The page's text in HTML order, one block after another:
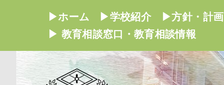
▶ホーム ▶学校紹介 ▶方針・計画
▶ 教育相談窓口・教育相談情報